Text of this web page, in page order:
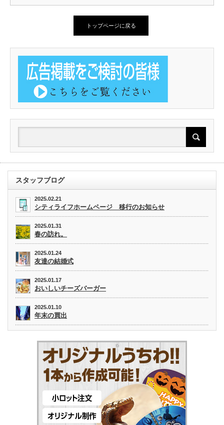
トップページに戻る
スタッフブログ
2025.02.21
シティライフホームページ 移行のお知らせ
2025.01.31
春の訪れ。
2025.01.24
友達の結婚式
2025.01.17
おいしいチーズバーガー
2025.01.10
年末の買出